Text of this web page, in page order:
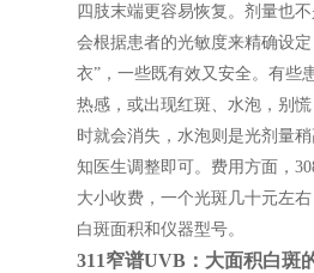
四肢末端更容易恢复。剂量也
会根据患者的光敏度来精确设
衣”，一些既有效又安全。有些
热感，或出现红斑、水泡，别
时就会消失，水泡则是光剂量
知医生调整即可。费用方面，
大小收费，一个光斑几十元左
白斑面积和仪器型号。
311窄谱UVB：大面积白斑